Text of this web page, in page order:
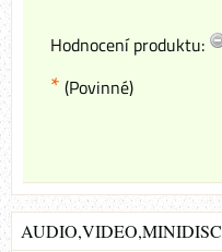
Hodnocení produktu:
* (Povinné)